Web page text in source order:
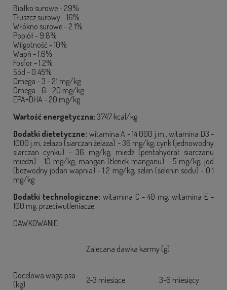
Białko surowe - 29%
Tłuszcz surowy - 16%
Włókno surowe - 2.1%
Popiół - 9.8%
Wilgotność - 10%
Wapń - 1.6%
Fosfor - 1.2%
Sód - 0.45%
Omega - 3 - 21 mg/kg
Omega - 6 - 20 mg/kg
EPA+DHA - 20 mg/kg
Wartość energetyczna: 3747 kcal/kg
Dodatki dietetyczne: witamina A - 14 000 j.m., witamina D3 -
1000 j.m, żelazo (siarczan żelaza) - 36 mg/kg, cynk (jednowodny
siarczan cynku) - 36 mg/kg, miedź (pentahydrat siarczanu
miedzi) - 10 mg/kg, mangan (tlenek manganu) - 5 mg/kg, jod
(bezwodny jodan wapnia) - 1.2 mg/kg, selen (selenin sodu) - 0.1
mg/kg
Dodatki technologiczne: witamina C - 40 mg, witamina E -
100 mg, przeciwutleniacze.
DAWKOWANIE:
Zalecana dawka karmy (g)
Docelowa waga psa
(kg)
2-3 miesiące 3-6 miesięcy